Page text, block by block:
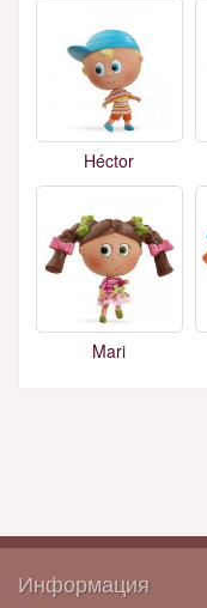
Héctor
Mari
Информация